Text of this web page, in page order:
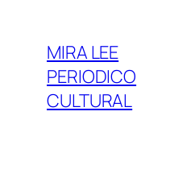
contenido
MIRA LEE
PERIODICO
CULTURAL